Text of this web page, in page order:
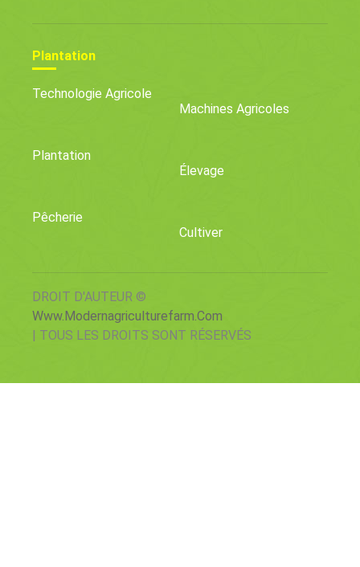
Plantation
Technologie Agricole
Machines Agricoles
Plantation
Élevage
Pêcherie
Cultiver
DROIT D'AUTEUR ©
Www.modernagriculturefarm.com
| TOUS LES DROITS SONT RÉSERVÉS